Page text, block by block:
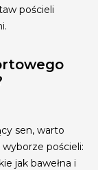
pościeli
sen, warto
pościeli:
jak bawełna i